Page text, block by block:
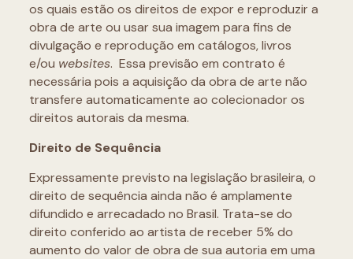
os quais estão os direitos de expor e reproduzir a
obra de arte ou usar sua imagem para fins de
divulgação e reprodução em catálogos, livros
e/ou websites. Essa previsão em contrato é
necessária pois a aquisição da obra de arte não
transfere automaticamente ao colecionador os
direitos autorais da mesma.
Direito de Sequência
Expressamente previsto na legislação brasileira, o
direito de sequência ainda não é amplamente
difundido e arrecadado no Brasil. Trata-se do
direito conferido ao artista de receber 5% do
aumento do valor de obra de sua autoria em uma